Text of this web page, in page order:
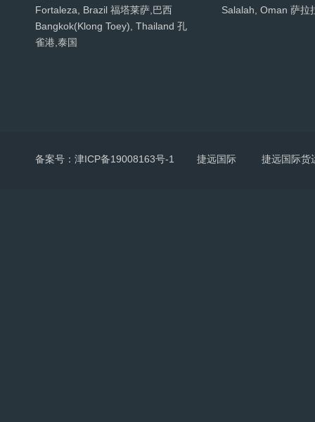
Fortaleza, Brazil 福塔莱萨,巴西
Bangkok(Klong Toey), Thailand 孔
雀港,泰国
Salalah, Oman 萨拉
备案号：津ICP备19008163号-1 捷远国际 捷远国际货